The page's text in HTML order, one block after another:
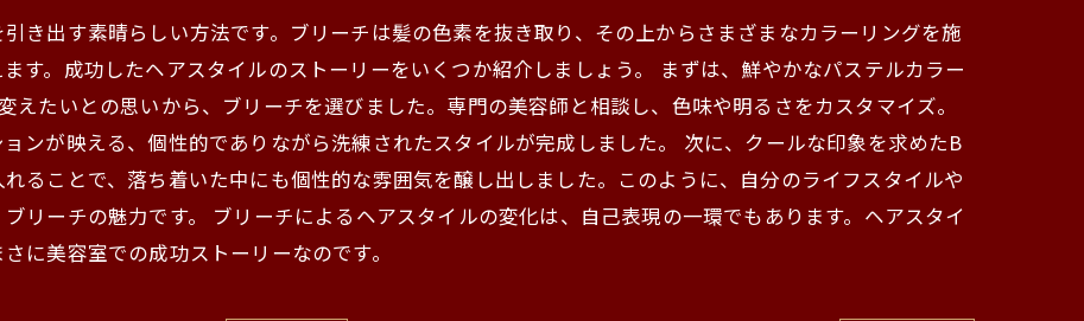
き出す素晴らしい方法です。ブリーチは髪の色素を抜き取り、その上からさまざまなカラーリングを施
す。成功したヘアスタイルのストーリーをいくつか紹介しましょう。 まずは、鮮やかなパステルカラー
えたいとの思いから、ブリーチを選びました。専門の美容師と相談し、色味や明るさをカスタマイズ。
ンが映える、個性的でありながら洗練されたスタイルが完成しました。 次に、クールな印象を求めたB
ることで、落ち着いた中にも個性的な雰囲気を醸し出しました。このように、自分のライフスタイルや
リーチの魅力です。 ブリーチによるヘアスタイルの変化は、自己表現の一環でもあります。ヘアスタイ
に美容室での成功ストーリーなのです。